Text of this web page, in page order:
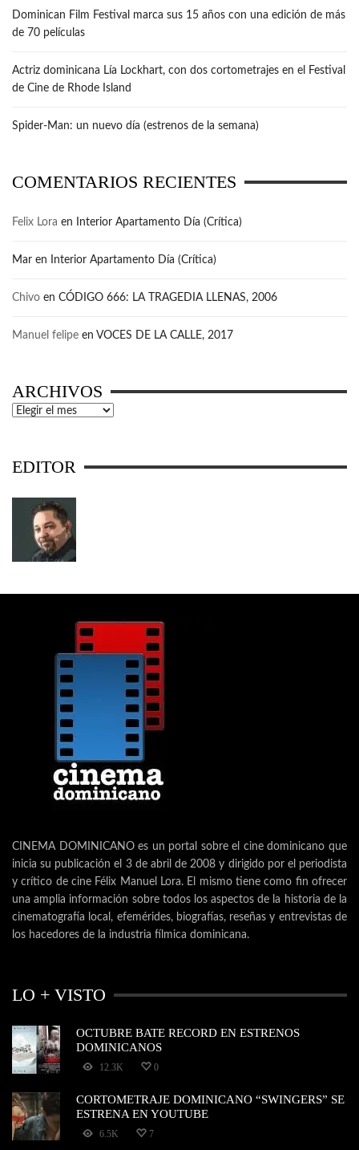
Dominican Film Festival marca sus 15 años con una edición de más
de 70 películas
Actriz dominicana Lía Lockhart, con dos cortometrajes en el Festival
de Cine de Rhode Island
Spider-Man: un nuevo día (estrenos de la semana)
COMENTARIOS RECIENTES
Felix Lora en Interior Apartamento Día (Crítica)
Mar en Interior Apartamento Día (Crítica)
Chivo en CÓDIGO 666: LA TRAGEDIA LLENAS, 2006
Manuel felipe en VOCES DE LA CALLE, 2017
ARCHIVOS
Archivos
EDITOR
CINEMA DOMINICANO es un portal sobre el cine dominicano que
inicia su publicación el 3 de abril de 2008 y dirigido por el periodista
y crítico de cine Félix Manuel Lora. El mismo tiene como fin ofrecer
una amplia información sobre todos los aspectos de la historia de la
cinematografía local, efemérides, biografías, reseñas y entrevistas de
los hacedores de la industria fílmica dominicana.
LO + VISTO
OCTUBRE BATE RECORD EN ESTRENOS
DOMINICANOS
12.3K 0
CORTOMETRAJE DOMINICANO “SWINGERS” SE
ESTRENA EN YOUTUBE
6.5K 7